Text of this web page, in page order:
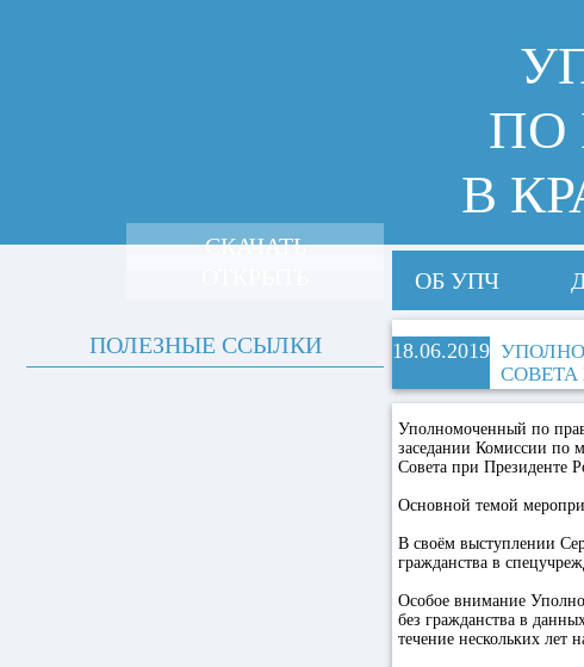
ПО
В
ОБ УПЧ
18.06.2019
Уполномоченный по
заседании Комиссии по
Совета при Президенте
Основной темой
В своём выступлении
гражданства в
Особое внимание
без гражданства в
течение нескольких лет
СКАЧАТЬ
ПОЛЕЗНЫЕ ССЫЛКИ